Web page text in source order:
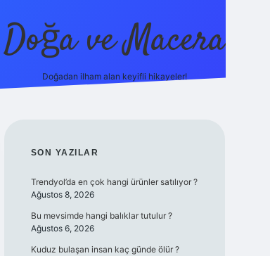
Doğa ve Macera
Doğadan ilham alan keyifli hikayeler!
SIDEBAR
SON YAZILAR
Trendyol’da en çok hangi ürünler satılıyor ?
Ağustos 8, 2026
Bu mevsimde hangi balıklar tutulur ?
Ağustos 6, 2026
Kuduz bulaşan insan kaç günde ölür ?